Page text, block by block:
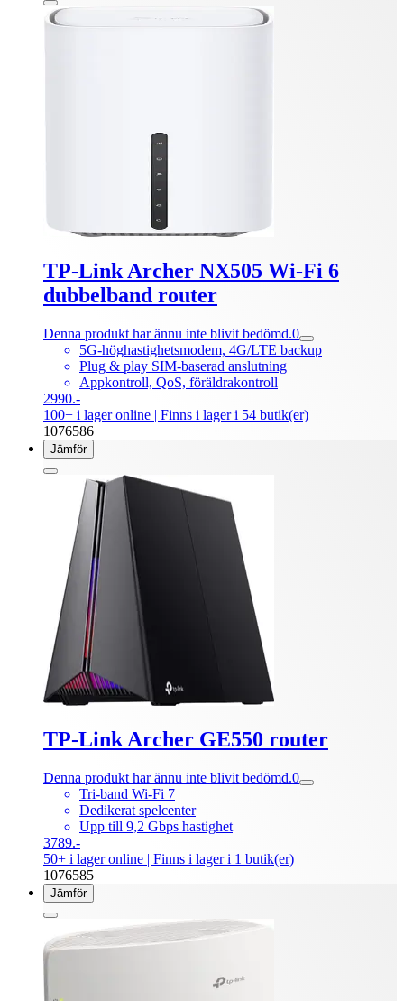
TP-Link Archer NX505 Wi‑Fi 6
dubbelband router
Denna produkt har ännu inte blivit bedömd.0
5G-höghastighetsmodem, 4G/LTE backup
Plug & play SIM-baserad anslutning
Appkontroll, QoS, föräldrakontroll
2990.-
100+ i lager online | Finns i lager i 54 butik(er)
1076586
Jämför
TP-Link Archer GE550 router
Denna produkt har ännu inte blivit bedömd.0
Tri-band Wi-Fi 7
Dedikerat spelcenter
Upp till 9,2 Gbps hastighet
3789.-
50+ i lager online | Finns i lager i 1 butik(er)
1076585
Jämför